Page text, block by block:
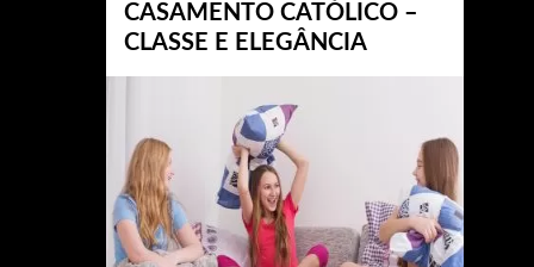
CASAMENTO CATÓLICO –
CLASSE E ELEGÂNCIA